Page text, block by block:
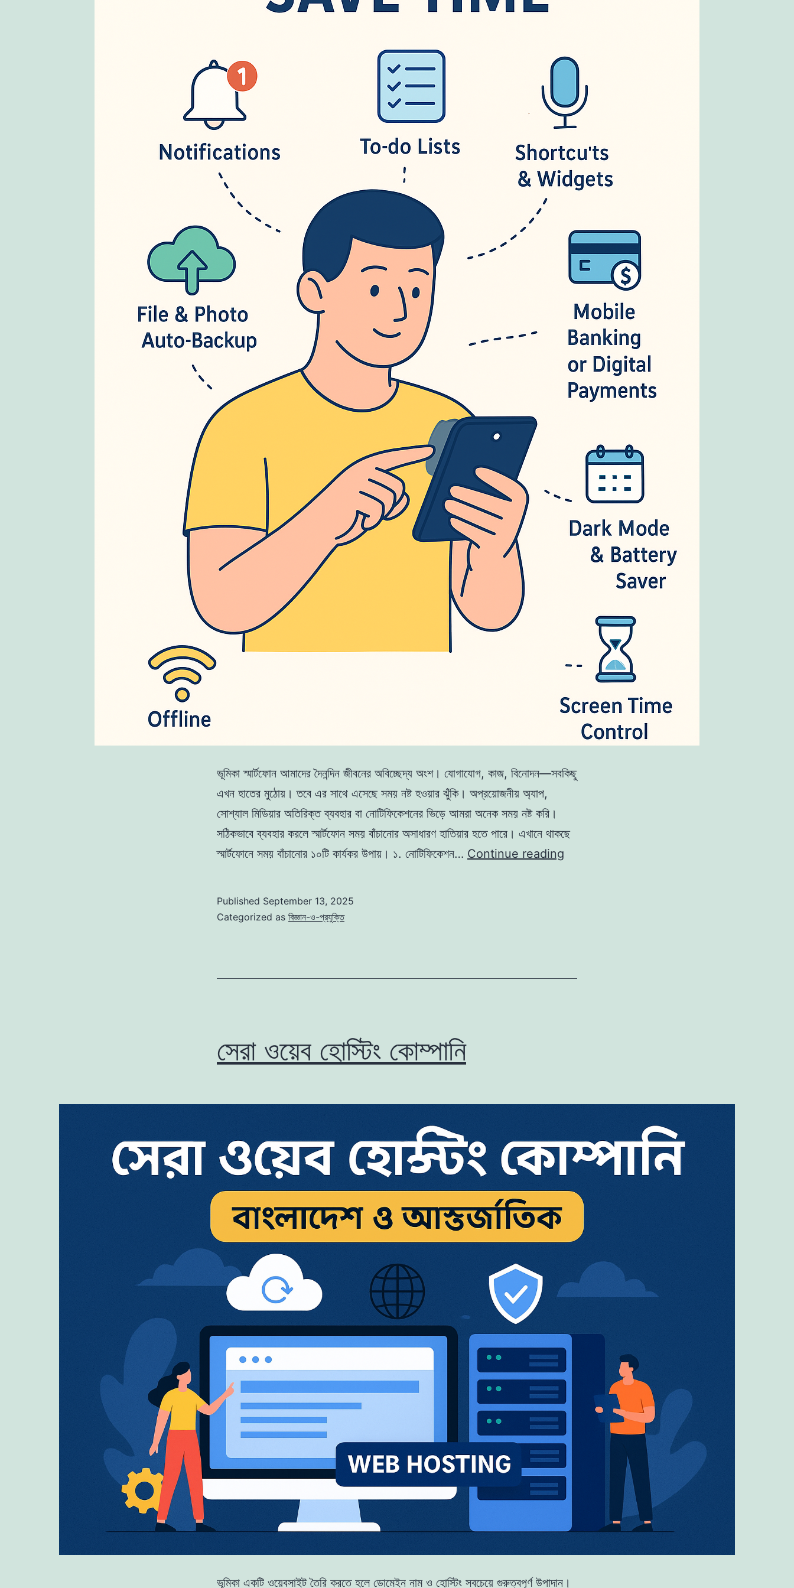
ভূমিকা স্মার্টফোন আমাদের দৈনন্দিন জীবনের অবিচ্ছেদ্য অংশ। যোগাযোগ, কাজ, বিনোদন—সবকিছু
এখন হাতের মুঠোয়। তবে এর সাথে এসেছে সময় নষ্ট হওয়ার ঝুঁকি। অপ্রয়োজনীয় অ্যাপ,
সোশ্যাল মিডিয়ার অতিরিক্ত ব্যবহার বা নোটিফিকেশনের ভিড়ে আমরা অনেক সময় নষ্ট করি।
সঠিকভাবে ব্যবহার করলে স্মার্টফোন সময় বাঁচানোর অসাধারণ হাতিয়ার হতে পারে। এখানে থাকছে
স্মার্টফোনে সময় বাঁচানোর ১০টি কার্যকর উপায়। ১. নোটিফিকেশন… Continue reading
Published September 13, 2025
Categorized as বিজ্ঞান-ও-প্রযুক্তি
সেরা ওয়েব হোস্টিং কোম্পানি
ভূমিকা একটি ওয়েবসাইট তৈরি করতে হলে ডোমেইন নাম ও হোস্টিং সবচেয়ে গুরুত্বপূর্ণ উপাদান।